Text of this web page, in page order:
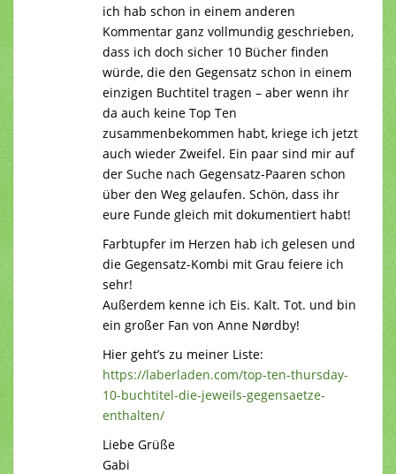
ich hab schon in einem anderen
Kommentar ganz vollmundig geschrieben,
dass ich doch sicher 10 Bücher finden
würde, die den Gegensatz schon in einem
einzigen Buchtitel tragen – aber wenn ihr
da auch keine Top Ten
zusammenbekommen habt, kriege ich jetzt
auch wieder Zweifel. Ein paar sind mir auf
der Suche nach Gegensatz-Paaren schon
über den Weg gelaufen. Schön, dass ihr
eure Funde gleich mit dokumentiert habt!
Farbtupfer im Herzen hab ich gelesen und
die Gegensatz-Kombi mit Grau feiere ich
sehr!
Außerdem kenne ich Eis. Kalt. Tot. und bin
ein großer Fan von Anne Nørdby!
Hier geht’s zu meiner Liste:
https://laberladen.com/top-ten-thursday-
10-buchtitel-die-jeweils-gegensaetze-
enthalten/
Liebe Grüße
Gabi